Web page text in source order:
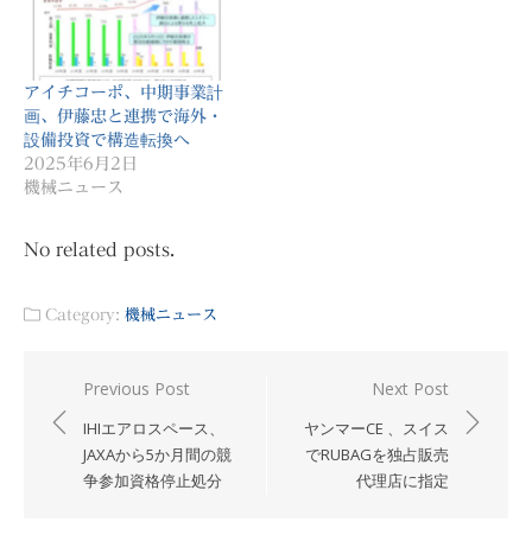
アイチコーポ、中期事業計
画、伊藤忠と連携で海外・
設備投資で構造転換へ
2025年6月2日
機械ニュース
No related posts.
Category: 機械ニュース
稿
Previous Post
IHIエアロスペース、
JAXAから5か月間の競
争参加資格停止処分
Next Post
ヤンマーCE 、スイス
でRUBAGを独占販売
代理店に指定